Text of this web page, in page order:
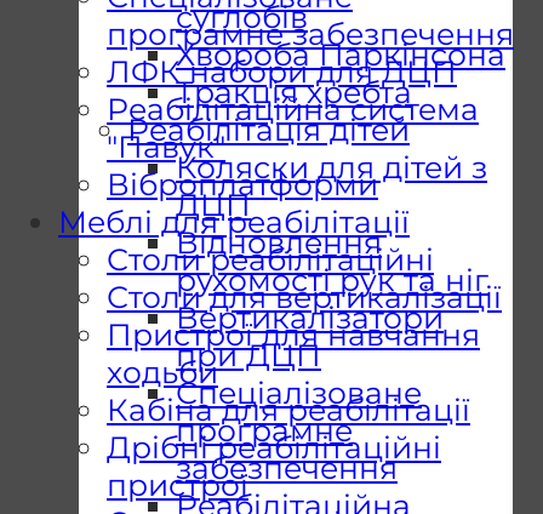
суглобів
Хвороба Паркінсона
Тракція хребта
Реабілітація дітей
Коляски для дітей з
ДЦП
Відновлення
рухомості рук та ніг
Вертикалізатори
при ДЦП
Спеціалізоване
програмне
забезпечення
Реабілітаційна
програмне забезпечення
ЛФК набори для ДЦП
Реабілітаційна система
"Павук"
Віброплатформи
Меблі для реабілітації
Столи реабілітаційні
Столи для вертикалізації
Пристрої для навчання
ходьби
Кабіна для реабілітації
Дрібні реабілітаційні
пристрої